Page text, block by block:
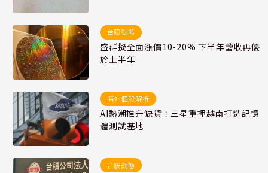
台股動態
盛群擬全面漲價10-20% 下半年營收再優
於上半年
海外個股解析
AI熱潮推升缺貨！三星重押越南打造記憶
體測試基地
台股動態